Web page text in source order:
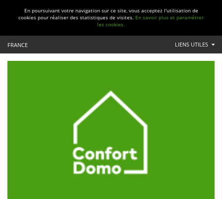
En poursuivant votre navigation sur ce site, vous acceptez l'utilisation de
cookies pour réaliser des statistiques de visites. En savoir plus et paramétrer
les cookies.
FRANCE LIENS UTILES